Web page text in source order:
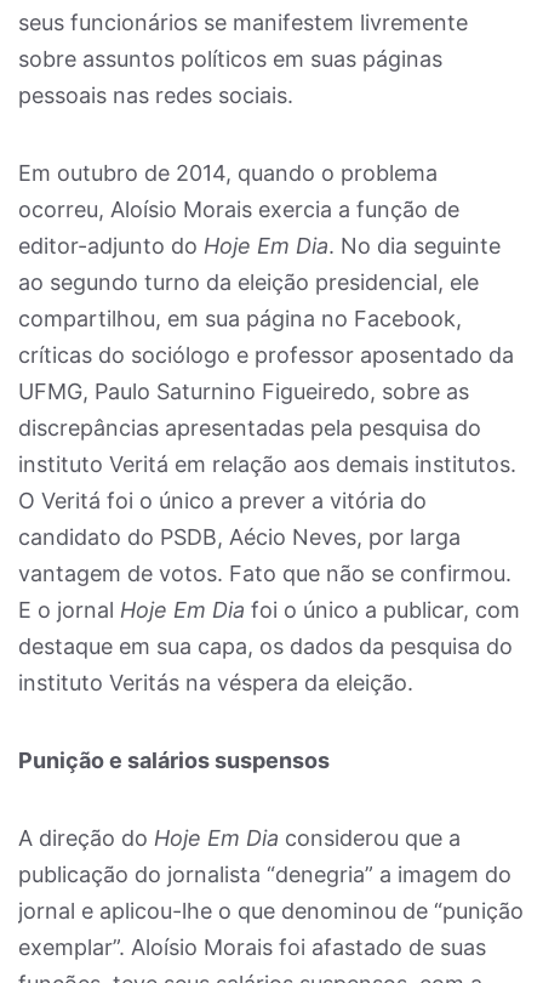
seus funcionários se manifestem livremente
sobre assuntos políticos em suas páginas
pessoais nas redes sociais.
Em outubro de 2014, quando o problema
ocorreu, Aloísio Morais exercia a função de
editor-adjunto do Hoje Em Dia. No dia seguinte
ao segundo turno da eleição presidencial, ele
compartilhou, em sua página no Facebook,
críticas do sociólogo e professor aposentado da
UFMG, Paulo Saturnino Figueiredo, sobre as
discrepâncias apresentadas pela pesquisa do
instituto Veritá em relação aos demais institutos.
O Veritá foi o único a prever a vitória do
candidato do PSDB, Aécio Neves, por larga
vantagem de votos. Fato que não se confirmou.
E o jornal Hoje Em Dia foi o único a publicar, com
destaque em sua capa, os dados da pesquisa do
instituto Veritás na véspera da eleição.
Punição e salários suspensos
A direção do Hoje Em Dia considerou que a
publicação do jornalista “denegria” a imagem do
jornal e aplicou-lhe o que denominou de “punição
exemplar”. Aloísio Morais foi afastado de suas